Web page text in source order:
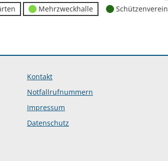
Mehrzweckhalle Schützenverein
Kontakt
Notfallrufnummern
Impressum
Datenschutz